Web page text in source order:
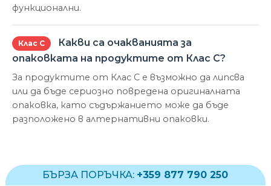
функционални.
Клас С
Какви са очакванията за
опаковката на продуктите от Клас С?
За продуктите от Клас С е възможно да липсва
или да бъде сериозно повредена оригиналната
опаковка, като съдържанието може да бъде
разположено в алтернативни опаковки.
БЪРЗА ПОРЪЧКА: +359 877 790 250